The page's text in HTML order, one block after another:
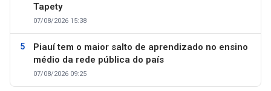
Tapety
07/08/2026 15:38
Piauí tem o maior salto de aprendizado no ensino
médio da rede pública do país
07/08/2026 09:25